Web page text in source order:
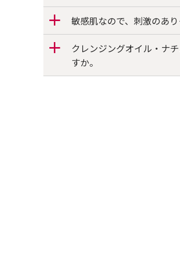
a 敏感肌なので、刺激のあ
a
クレンジングオイル・ナ
すか。